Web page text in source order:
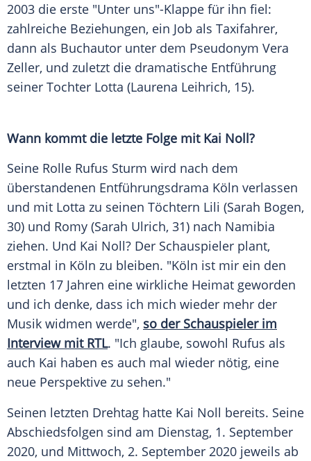
2003 die erste "Unter uns"-Klappe für ihn fiel:
zahlreiche Beziehungen, ein Job als Taxifahrer,
dann als Buchautor unter dem Pseudonym Vera
Zeller, und zuletzt die dramatische Entführung
seiner Tochter Lotta (Laurena Leihrich, 15).
Wann kommt die letzte Folge mit Kai Noll?
Seine Rolle Rufus Sturm wird nach dem
überstandenen Entführungsdrama Köln verlassen
und mit Lotta zu seinen Töchtern Lili (Sarah Bogen,
30) und Romy (Sarah Ulrich, 31) nach Namibia
ziehen. Und Kai Noll? Der Schauspieler plant,
erstmal in Köln zu bleiben. "Köln ist mir ein den
letzten 17 Jahren eine wirkliche Heimat geworden
und ich denke, dass ich mich wieder mehr der
Musik widmen werde", so der Schauspieler im
Interview mit RTL. "Ich glaube, sowohl Rufus als
auch Kai haben es auch mal wieder nötig, eine
neue Perspektive zu sehen."
Seinen letzten Drehtag hatte Kai Noll bereits. Seine
Abschiedsfolgen sind am Dienstag, 1. September
2020, und Mittwoch, 2. September 2020 jeweils ab